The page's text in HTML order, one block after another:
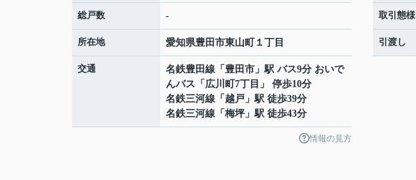
総戸数 -
所在地 愛知県豊田市東山町 １丁目
交通 名鉄豊田線 「 豊田市 」駅 バス9分 おいで
んバス「広川町7丁目」 停歩10分
名鉄三河線 「 越戸 」駅 徒歩39分
名鉄三河線 「 梅坪 」駅 徒歩43分
情報の見方
取引態様
引渡し